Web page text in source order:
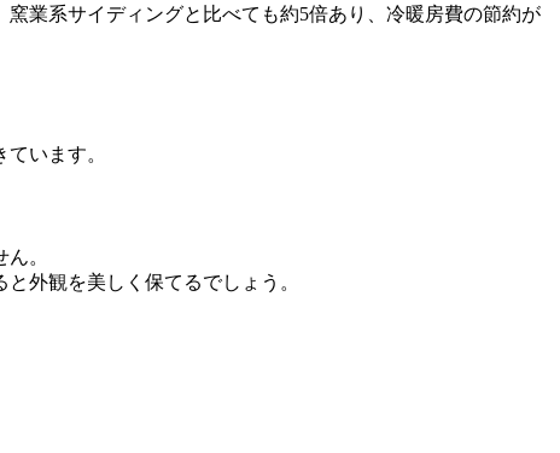
業系サイディングと比べても約5倍あり、冷暖房費の節約が
います。
。
外観を美しく保てるでしょう。